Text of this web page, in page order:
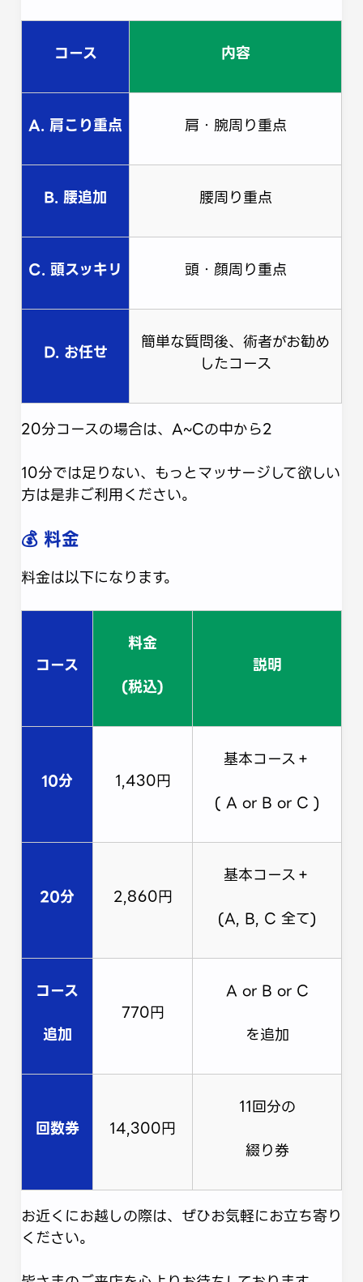
コース 内容
A. 肩こり重点 肩・腕周り重点
B. 腰追加 腰周り重点
C. 頭スッキリ 頭・顔周り重点
D. お任せ
簡単な質問後、術者がお勧め
したコース
20分コースの場合は、A~Cの中から2
10分では足りない、もっとマッサージして欲しい
方は是非ご利用ください。
💰 料金
料金は以下になります。
コース
料金
(税込)
説明
10分 1,430円
基本コース＋
( A or B or C )
20分 2,860円
基本コース＋
(A, B, C 全て)
コース
追加
770円
A or B or C
を追加
回数券 14,300円
11回分の
綴り券
お近くにお越しの際は、ぜひお気軽にお立ち寄り
ください。